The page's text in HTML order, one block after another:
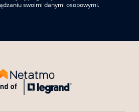
swoimi danymi osobowymi.